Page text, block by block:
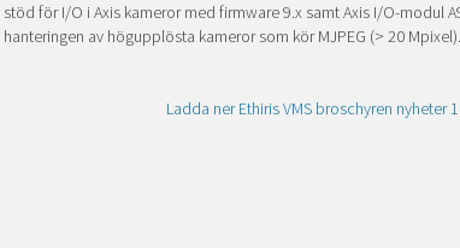
för I/O i Axis kameror med firmware 9.x samt Axis I/O-modul
av högupplösta kameror som kör MJPEG (> 20 Mpixel).
Ladda ner Ethiris VMS broschyren nyheter